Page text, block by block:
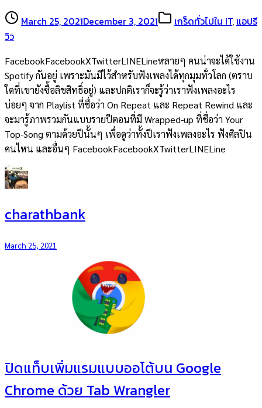
March 25, 2021December 3, 2021 เกร็ดทั่วไปใน IT, แอปรี
วิว
FacebookFacebookXTwitterLINELineหลายๆ คนน่าจะได้ใช้งาน
Spotify กันอยู่ เพราะมันมีไว้สำหรับฟังเพลงได้ทุกมุมทั่วโลก (ตราบ
ใดที่เขายังซื้อลิขสิทธิ์อยู่) และปกติเราก็จะรู้ว่าเราฟังเพลงอะไร
บ่อยๆ จาก Playlist ที่ชื่อว่า On Repeat และ Repeat Rewind และ
จะมารู้ภาพรวมกันแบบรายปีตอนที่มี Wrapped-up ที่ชื่อว่า Your
Top-Song ตามด้วยปีนั้นๆ เพื่อดูว่าทั้งปีเราฟังเพลงอะไร ฟังศิลปิน
คนไหน และอื่นๆ FacebookFacebookXTwitterLINELine
charathbank
March 25, 2021
ปิดแท็บเพิ่มแรมแบบออโต้บน Google
Chrome ด้วย Tab Wrangler